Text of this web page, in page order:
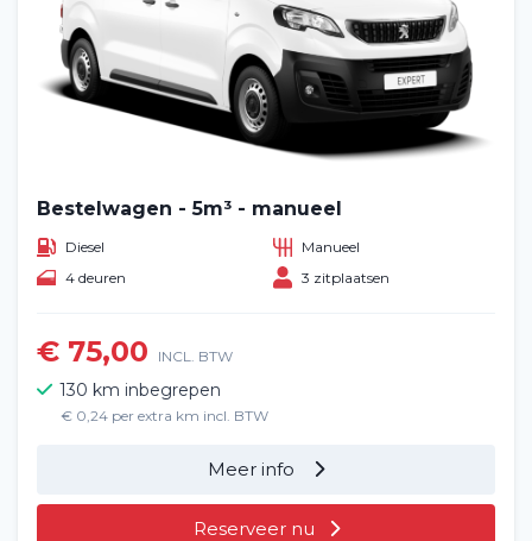
Bestelwagen - 5m³ - manueel
Diesel
Manueel
4 deuren
3 zitplaatsen
€ 75,00 INCL. BTW
130 km inbegrepen
€ 0,24 per extra km incl. BTW
Meer info
Reserveer nu